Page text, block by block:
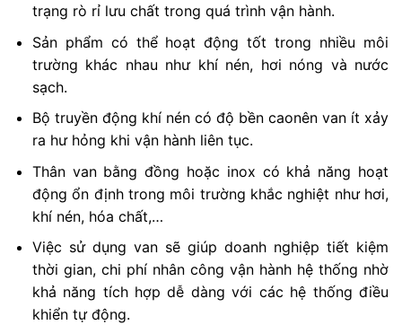
trạng rò rỉ lưu chất trong quá trình vận hành.
Sản phẩm có thể hoạt động tốt trong nhiều môi
trường khác nhau như khí nén, hơi nóng và nước
sạch.
Bộ truyền động khí nén có độ bền caonên van ít xảy
ra hư hỏng khi vận hành liên tục.
Thân van bằng đồng hoặc inox có khả năng hoạt
động ổn định trong môi trường khắc nghiệt như hơi,
khí nén, hóa chất,…
Việc sử dụng van sẽ giúp doanh nghiệp tiết kiệm
thời gian, chi phí nhân công vận hành hệ thống nhờ
khả năng tích hợp dễ dàng với các hệ thống điều
khiển tự động.